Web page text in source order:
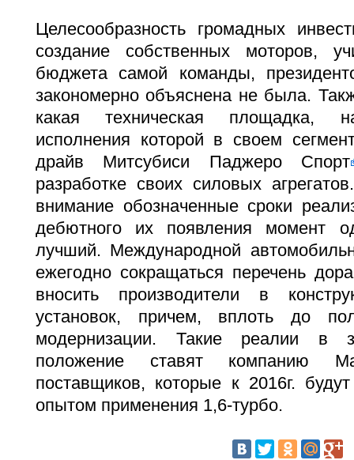
Целесообразность громадных
создание собственных моторов,
бюджета самой команды,
закономерно объяснена не была.
какая техническая площадка,
исполнения которой в своем
драйв Митсубиси Паджеро Спорт
разработке своих силовых
внимание обозначенные сроки
дебютного их появления момент
лучший. Международной
ежегодно сокращаться перечень
вносить производители в
установок, причем, вплоть до
модернизации. Такие реалии в
положение ставят компанию
поставщиков, которые к 2016г.
опытом применения 1,6-турбо.